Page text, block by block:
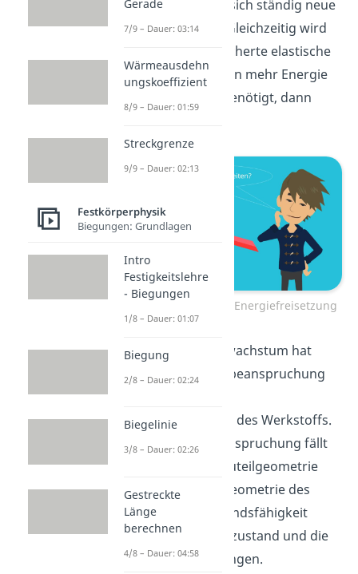
Energie benötigt, da sich ständig neue
Oberflächen bilden. Gleichzeitig wird
aber auch die gespeicherte elastische
Energie frei. Wenn nun mehr Energie
freigesetzt wird als benötigt, dann
Rissausbreitung durch Energiefreisetzung
Einfluss auf das Risswachstum hat
einerseits die Bauteilbeanspruchung
und andererseits die
Widerstandsfähigkeit des Werkstoffs.
Unter die Bauteilbeanspruchung fällt
die Belastung, die Bauteilgeometrie
und die Größe und Geometrie des
Fehlers. Zur Widerstandsfähigkeit
zählen der Werkstoffzustand und die
Umgebungsbedingungen.
Gerade
7/9 – Dauer: 03:14
Wärmeausdehn
ungskoeffizient
8/9 – Dauer: 01:59
Streckgrenze
9/9 – Dauer: 02:13
Festkörperphysik
Biegungen: Grundlagen
Intro
Festigkeitslehre
- Biegungen
1/8 – Dauer: 01:07
Biegung
2/8 – Dauer: 02:24
Biegelinie
3/8 – Dauer: 02:26
Gestreckte
Länge
berechnen
4/8 – Dauer: 04:58